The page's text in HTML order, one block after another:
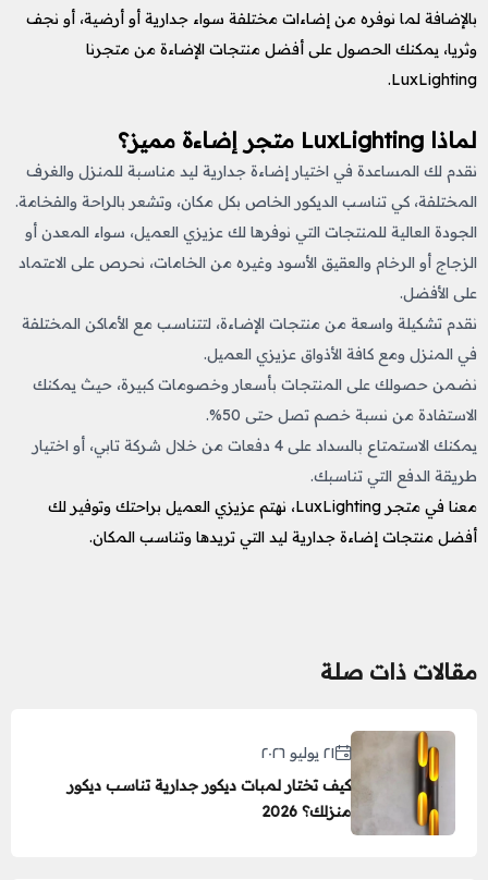
بالإضافة لما نوفره من إضاءات مختلفة سواء جدارية أو أرضية، أو نجف
وثريا، يمكنك الحصول على أفضل منتجات الإضاءة من متجرنا
LuxLighting.
لماذا LuxLighting متجر إضاءة مميز؟
نقدم لك المساعدة في اختيار إضاءة جدارية ليد مناسبة للمنزل والغرف
المختلفة، كي تناسب الديكور الخاص بكل مكان، وتشعر بالراحة والفخامة.
الجودة العالية للمنتجات التي نوفرها لك عزيزي العميل، سواء المعدن أو
الزجاج أو الرخام والعقيق الأسود وغيره من الخامات، نحرص على الاعتماد
على الأفضل.
نقدم تشكيلة واسعة من منتجات الإضاءة، لتتناسب مع الأماكن المختلفة
في المنزل ومع كافة الأذواق عزيزي العميل.
نضمن حصولك على المنتجات بأسعار وخصومات كبيرة، حيث يمكنك
الاستفادة من نسبة خصم تصل حتى 50%.
يمكنك الاستمتاع بالسداد على 4 دفعات من خلال شركة تابي، أو اختيار
طريقة الدفع التي تناسبك.
معنا في متجر LuxLighting، نهتم عزيزي العميل براحتك وتوفير لك
أفضل منتجات إضاءة جدارية ليد التي تريدها وتناسب المكان.
مقالات ذات صلة
٢١ يوليو ٢٠٢٦
كيف تختار لمبات ديكور جدارية تناسب ديكور
منزلك؟ 2026